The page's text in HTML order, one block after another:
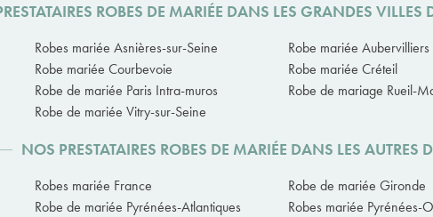
ROBES DE MARIÉE DANS LES GRANDES VILLES
Robes mariée Asnières-sur-Seine Robe mariée Aubervilliers
Robe mariée Courbevoie Robe mariée Créteil
Robe de mariée Paris Intra-muros Robe de mariage Rueil-
Robe de mariée Vitry-sur-Seine
NOS PRESTATAIRES ROBES DE MARIÉE DANS LES AUTRES
Robes mariée France Robe de mariée Gironde
Robe de mariée Pyrénées-Atlantiques Robes mariée Pyrénées-